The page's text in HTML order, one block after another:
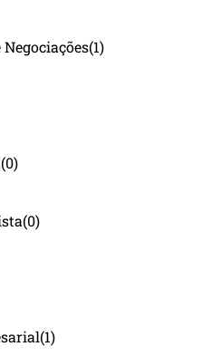
(1)
(0)
(0)
(1)